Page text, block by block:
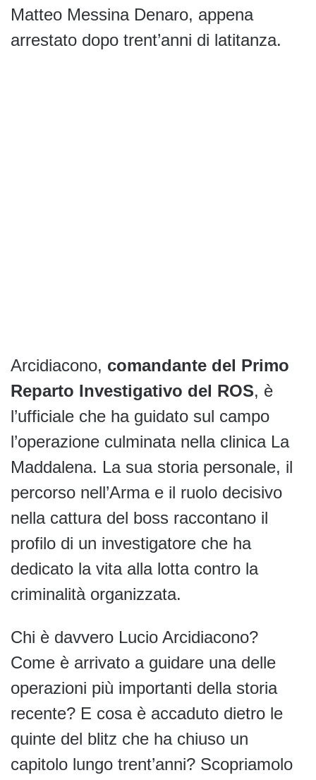
Matteo Messina Denaro, appena
arrestato dopo trent’anni di latitanza.
Arcidiacono, comandante del Primo
Reparto Investigativo del ROS, è
l’ufficiale che ha guidato sul campo
l’operazione culminata nella clinica La
Maddalena. La sua storia personale, il
percorso nell’Arma e il ruolo decisivo
nella cattura del boss raccontano il
profilo di un investigatore che ha
dedicato la vita alla lotta contro la
criminalità organizzata.
Chi è davvero Lucio Arcidiacono?
Come è arrivato a guidare una delle
operazioni più importanti della storia
recente? E cosa è accaduto dietro le
quinte del blitz che ha chiuso un
capitolo lungo trent’anni? Scopriamolo